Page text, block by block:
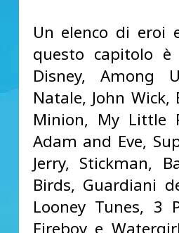
Un elenco di eroi
questo capitolo
Disney, Among
Natale, John
Minion, My Little
Adam and Eve,
Jerry, Stickman,
Birds, Guardiani
Looney Tunes, 3
Fireboy e